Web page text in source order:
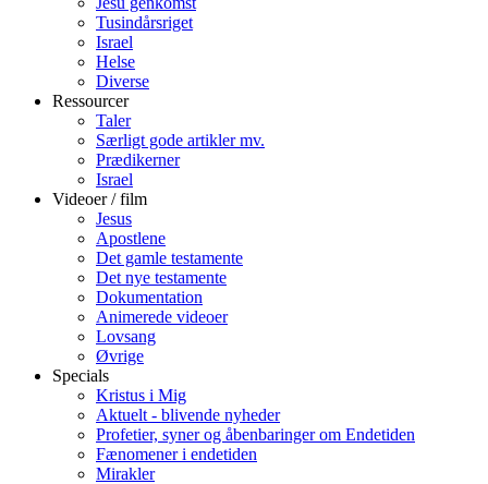
Tusindårsriget
Israel
Helse
Diverse
Ressourcer
Taler
Særligt gode artikler mv.
Prædikerner
Israel
Videoer / film
Jesus
Apostlene
Det gamle testamente
Det nye testamente
Dokumentation
Animerede videoer
Lovsang
Øvrige
Specials
Kristus i Mig
Aktuelt - blivende nyheder
Profetier, syner og åbenbaringer om Endetiden
Fænomener i endetiden
Mirakler